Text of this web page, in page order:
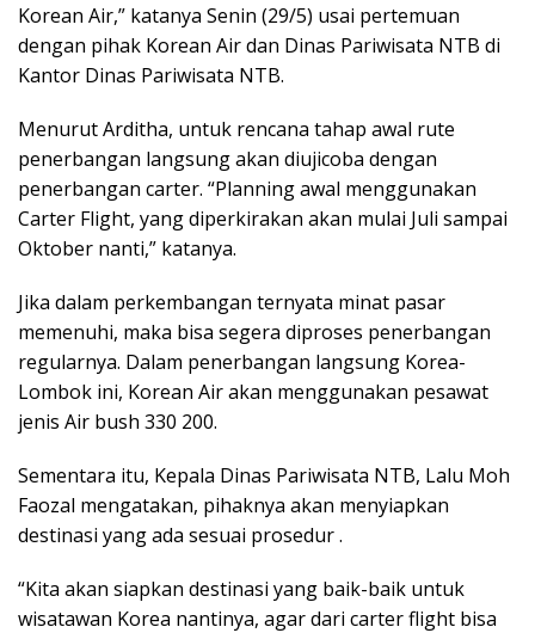
Korean Air,” katanya Senin (29/5) usai pertemuan
dengan pihak Korean Air dan Dinas Pariwisata NTB di
Kantor Dinas Pariwisata NTB.
Menurut Arditha, untuk rencana tahap awal rute
penerbangan langsung akan diujicoba dengan
penerbangan carter. “Planning awal menggunakan
Carter Flight, yang diperkirakan akan mulai Juli sampai
Oktober nanti,” katanya.
Jika dalam perkembangan ternyata minat pasar
memenuhi, maka bisa segera diproses penerbangan
regularnya. Dalam penerbangan langsung Korea-
Lombok ini, Korean Air akan menggunakan pesawat
jenis Air bush 330 200.
Sementara itu, Kepala Dinas Pariwisata NTB, Lalu Moh
Faozal mengatakan, pihaknya akan menyiapkan
destinasi yang ada sesuai prosedur .
“Kita akan siapkan destinasi yang baik-baik untuk
wisatawan Korea nantinya, agar dari carter flight bisa